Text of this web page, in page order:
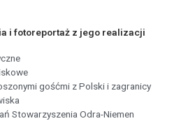
i fotoreportaż z jego realizacji
gośćmi z Polski i zagranicy
Stowarzyszenia Odra-Niemen